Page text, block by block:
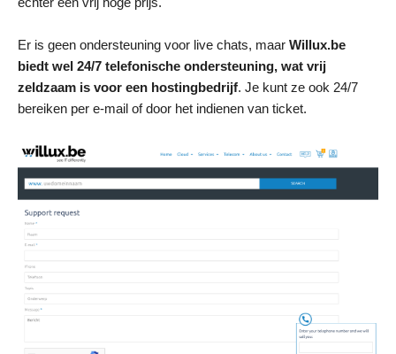
Er is geen ondersteuning voor live chats, maar Willux.be
biedt wel 24/7 telefonische ondersteuning, wat vrij
zeldzaam is voor een hostingbedrijf. Je kunt ze ook 24/7
bereiken per e-mail of door het indienen van ticket.